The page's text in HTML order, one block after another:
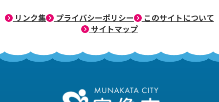
リンク集 プライバシーポリシー
このサイトについて
サイトマップ